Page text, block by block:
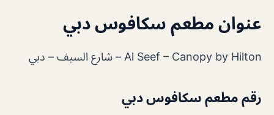
عنوان مطعم سكافوس دبي
Al Seef – Canopy by Hilton – شارع السيف – دبي
رقم مطعم سكافوس دبي